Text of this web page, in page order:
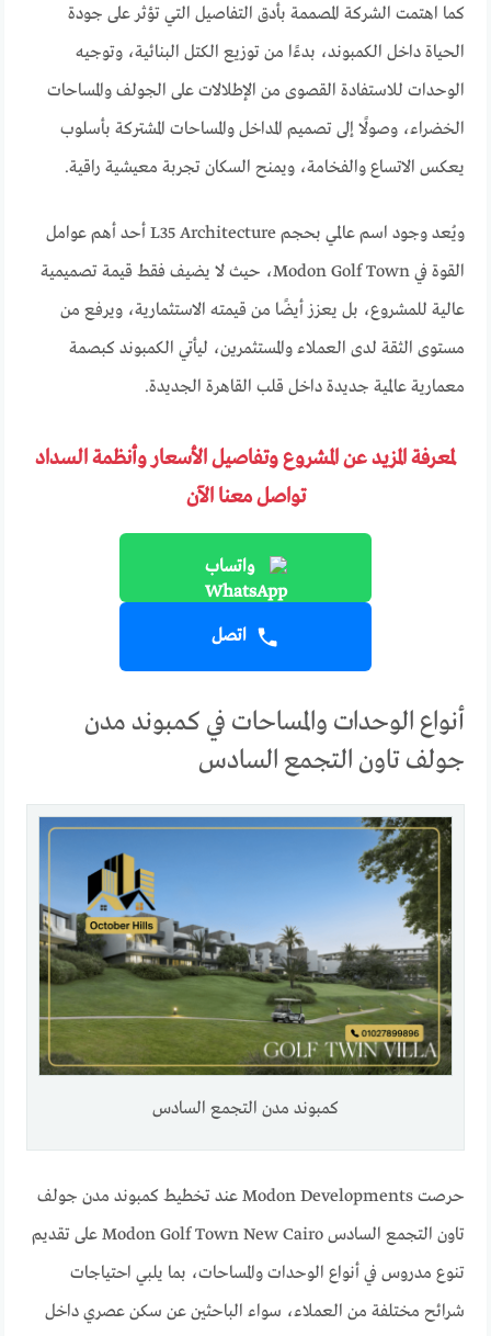
كما اهتمت الشركة المصممة بأدق التفاصيل التي تؤثر على جودة
الحياة داخل الكمبوند، بدءًا من توزيع الكتل البنائية، وتوجيه
الوحدات للاستفادة القصوى من الإطلالات على الجولف والمساحات
الخضراء، وصولًا إلى تصميم المداخل والمساحات المشتركة بأسلوب
يعكس الاتساع والفخامة، ويمنح السكان تجربة معيشية راقية.
ويُعد وجود اسم عالمي بحجم L35 Architecture أحد أهم عوامل
القوة في Modon Golf Town، حيث لا يضيف فقط قيمة تصميمية
عالية للمشروع، بل يعزز أيضًا من قيمته الاستثمارية، ويرفع من
مستوى الثقة لدى العملاء والمستثمرين، ليأتي الكمبوند كبصمة
معمارية عالمية جديدة داخل قلب القاهرة الجديدة.
لمعرفة المزيد عن المشروع وتفاصيل الأسعار وأنظمة السداد
تواصل معنا الآن
واتساب
اتصل
أنواع الوحدات والمساحات في كمبوند مدن
جولف تاون التجمع السادس
كمبوند مدن التجمع السادس
حرصت Modon Developments عند تخطيط كمبوند مدن جولف
تاون التجمع السادس Modon Golf Town New Cairo على تقديم
تنوع مدروس في أنواع الوحدات والمساحات، بما يلبي احتياجات
شرائح مختلفة من العملاء، سواء الباحثين عن سكن عصري داخل